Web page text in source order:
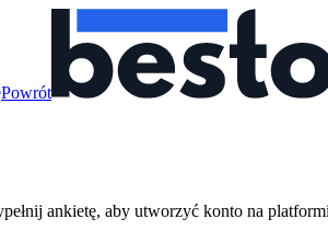
Powrót
ankietę, aby utworzyć konto na